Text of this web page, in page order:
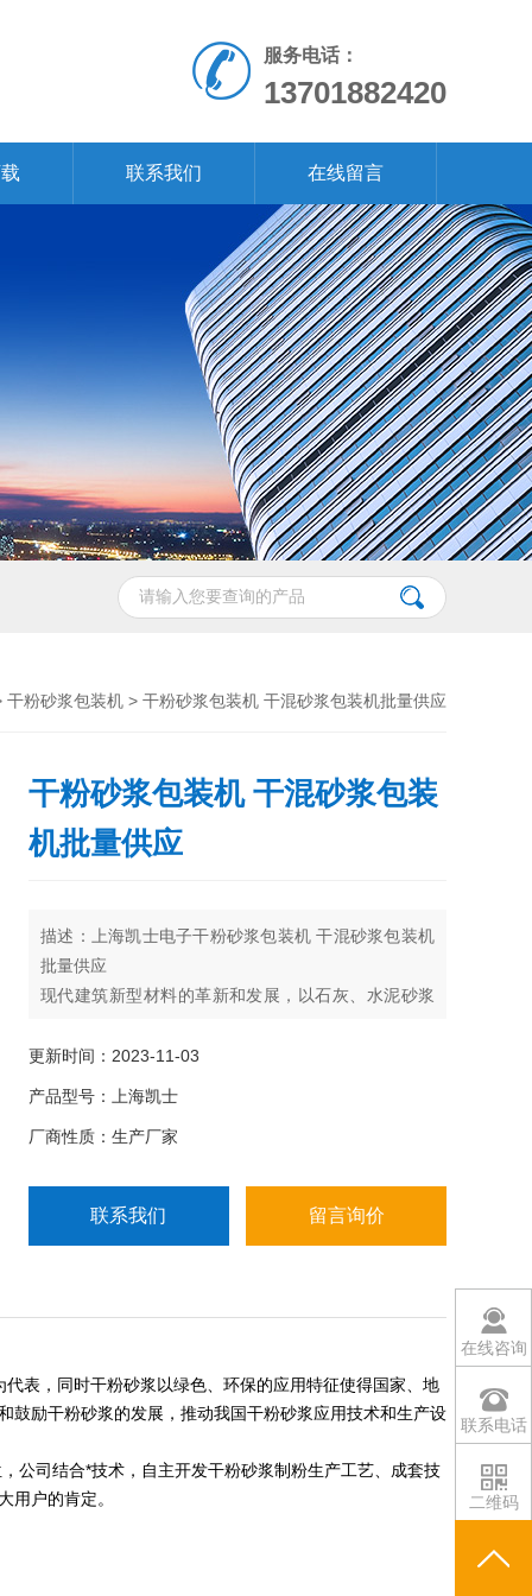
服务电话：
13701882420
联系我们 在线留言
干粉砂浆包装机 > 干粉砂浆包装机 干混砂浆包装机批量供应
干粉砂浆包装机 干混砂浆包装
机批量供应
描述：上海凯士电子干粉砂浆包装机 干混砂浆包装机
批量供应
现代建筑新型材料的革新和发展，以石灰、水泥砂浆
绿色、环保的应用特征使得国家、地区各主管部门对
其发展给予了高度的重视，目前已有众多城市出台了
砂浆应用技术和生产设备水平的快速提升。
更新时间：2023-11-03
产品型号：上海凯士
厂商性质：生产厂家
联系我们 留言询价
表，同时干粉砂浆以绿色、环保的应用特征使得国家、地
鼓励干粉砂浆的发展，推动我国干粉砂浆应用技术和生产设
公司结合*技术，自主开发干粉砂浆制粉生产工艺、成套技
用户的肯定。
在线咨询
联系电话
二维码